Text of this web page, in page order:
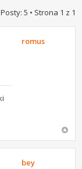
Posty: 5 • Strona 1 z 1
romus
bey